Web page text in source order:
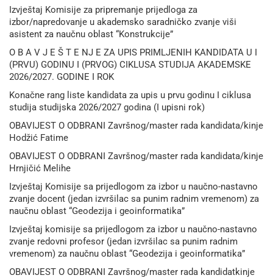
Izvještaj Komisije za pripremanje prijedloga za
izbor/napredovanje u akademsko saradničko zvanje viši
asistent za naučnu oblast “Konstrukcije”
O B A V J E Š T E NJ E ZA UPIS PRIMLJENIH KANDIDATA U I
(PRVU) GODINU I (PRVOG) CIKLUSA STUDIJA AKADEMSKE
2026/2027. GODINE I ROK
Konačne rang liste kandidata za upis u prvu godinu I ciklusa
studija studijska 2026/2027 godina (I upisni rok)
OBAVIJEST O ODBRANI Završnog/master rada kandidata/kinje
Hodžić Fatime
OBAVIJEST O ODBRANI Završnog/master rada kandidata/kinje
Hrnjičić Melihe
Izvještaj Komisije sa prijedlogom za izbor u naučno-nastavno
zvanje docent (jedan izvršilac sa punim radnim vremenom) za
naučnu oblast “Geodezija i geoinformatika”
Izvještaj komisije sa prijedlogom za izbor u naučno-nastavno
zvanje redovni profesor (jedan izvršilac sa punim radnim
vremenom) za naučnu oblast “Geodezija i geoinformatika”
OBAVIJEST O ODBRANI Završnog/master rada kandidatkinje